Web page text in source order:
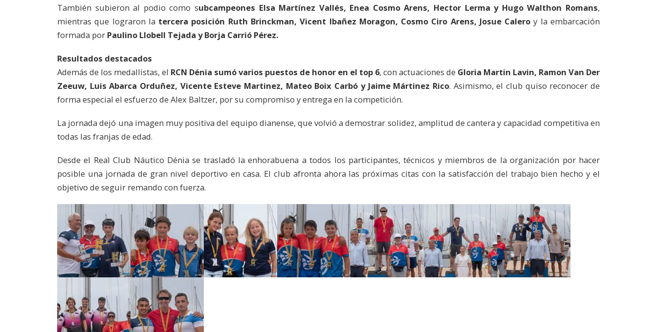
También subieron al podio como subcampeones Elsa Martínez Vallés, Enea Cosmo Arens, Hector Lerma y Hugo Walthon Romans,
mientras que lograron la tercera posición Ruth Brinckman, Vicent Ibañez Moragon, Cosmo Ciro Arens, Josue Calero y la embarcación
formada por Paulino Llobell Tejada y Borja Carrió Pérez.
Resultados destacados
Además de los medallistas, el RCN Dénia sumó varios puestos de honor en el top 6, con actuaciones de Gloria Martin Lavin, Ramon Van Der
Zeeuw, Luis Abarca Orduñez, Vicente Esteve Martinez, Mateo Boix Carbó y Jaime Mártinez Rico. Asimismo, el club quiso reconocer de
forma especial el esfuerzo de Alex Baltzer, por su compromiso y entrega en la competición.
La jornada dejó una imagen muy positiva del equipo dianense, que volvió a demostrar solidez, amplitud de cantera y capacidad competitiva en
todas las franjas de edad.
Desde el Real Club Náutico Dénia se trasladó la enhorabuena a todos los participantes, técnicos y miembros de la organización por hacer
posible una jornada de gran nivel deportivo en casa. El club afronta ahora las próximas citas con la satisfacción del trabajo bien hecho y el
objetivo de seguir remando con fuerza.